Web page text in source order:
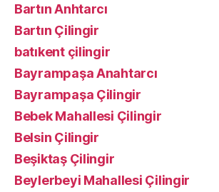
Bartın Anhtarcı
Bartın Çilingir
batıkent çilingir
Bayrampaşa Anahtarcı
Bayrampaşa Çilingir
Bebek Mahallesi Çilingir
Belsin Çilingir
Beşiktaş Çilingir
Beylerbeyi Mahallesi Çilingir